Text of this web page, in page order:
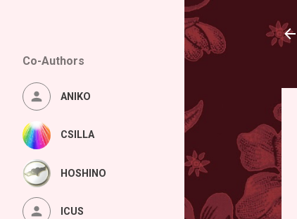
Co-Authors
ANIKO
CSILLA
HOSHINO
ICUS